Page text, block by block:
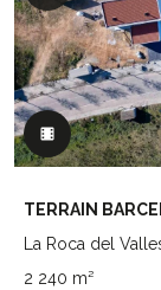
TERRAIN
La Roca del
2 240 m²